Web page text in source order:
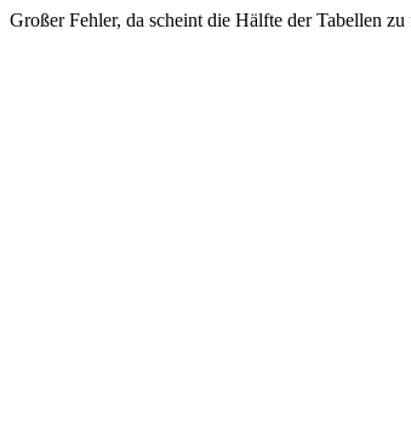
Großer Fehler, da scheint die Hälfte der Tabellen zu